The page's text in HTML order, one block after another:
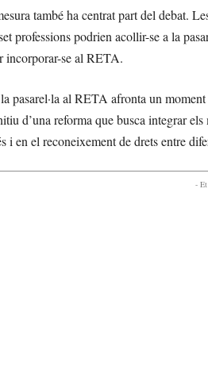
també ha centrat part del debat.
professions podrien acollir-se a la
incorporar-se al RETA.
pasarel·la al RETA afronta un
d’una reforma que busca integrar
i en el reconeixement de drets entre
-